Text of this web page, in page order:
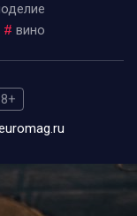
# вино